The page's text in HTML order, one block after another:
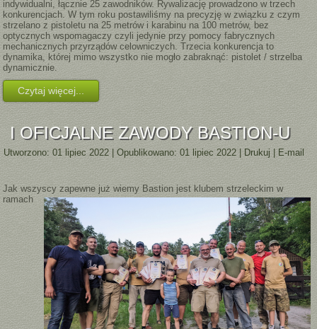
indywidualni, łącznie 25 zawodników. Rywalizację prowadzono w trzech
konkurencjach. W tym roku postawiliśmy na precyzję w związku z czym
strzelano z pistoletu na 25 metrów i karabinu na 100 metrów, bez
optycznych wspomagaczy czyli jedynie przy pomocy fabrycznych
mechanicznych przyrządów celowniczych. Trzecia konkurencja to
dynamika, której mimo wszystko nie mogło zabraknąć: pistolet / strzelba
dynamicznie.
Czytaj więcej...
I OFICJALNE ZAWODY BASTION-U
Utworzono: 01 lipiec 2022|Opublikowano: 01 lipiec 2022 | Drukuj | E-mail
Jak wszyscy zapewne już wiemy Bastion jest klubem strzeleckim w
ramach